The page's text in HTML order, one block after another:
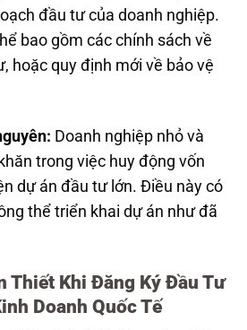
đầu tư của doanh nghiệp.
bao gồm các chính sách về
hoặc quy định mới về bảo vệ
Doanh nghiệp nhỏ và
trong việc huy động vốn
dự án đầu tư lớn. Điều này có
thể triển khai dự án như đã
Thiết Khi Đăng Ký Đầu Tư
Doanh Quốc Tế